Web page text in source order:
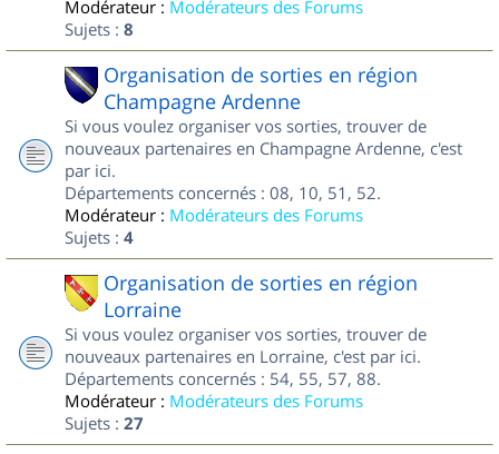
Modérateur : Modérateurs des Forums
Sujets : 8
Organisation de sorties en région
Champagne Ardenne
Si vous voulez organiser vos sorties, trouver de
nouveaux partenaires en Champagne Ardenne, c'est
par ici.
Départements concernés : 08, 10, 51, 52.
Modérateur : Modérateurs des Forums
Sujets : 4
Organisation de sorties en région
Lorraine
Si vous voulez organiser vos sorties, trouver de
nouveaux partenaires en Lorraine, c'est par ici.
Départements concernés : 54, 55, 57, 88.
Modérateur : Modérateurs des Forums
Sujets : 27